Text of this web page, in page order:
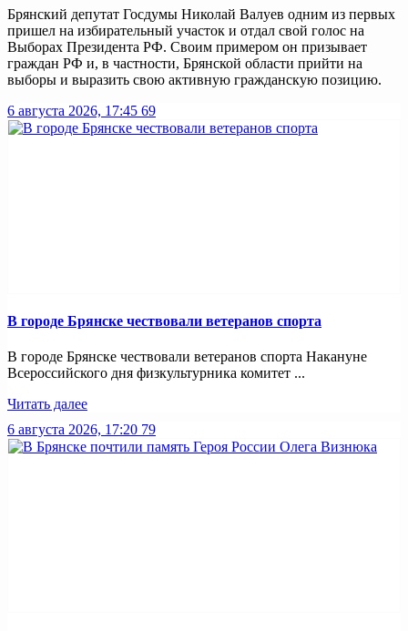
Брянский депутат Госдумы Николай Валуев одним из первых
пришел на избирательный участок и отдал свой голос на
Выборах Президента РФ. Своим примером он призывает
граждан РФ и, в частности, Брянской области прийти на
выборы и выразить свою активную гражданскую позицию.
6 августа 2026, 17:45 69
В городе Брянске чествовали ветеранов спорта
В городе Брянске чествовали ветеранов спорта Накануне
Всероссийского дня физкультурника комитет ...
Читать далее
6 августа 2026, 17:20 79